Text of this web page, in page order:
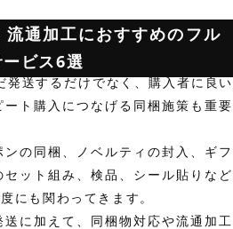
流通加工におすすめのフル
ビス6選
発送するだけでなく、購入者に良い
ト購入につなげる同梱施策も重要
の同梱、ノベルティの封入、ギフ
セット組み、検品、シール貼りなど
にも関わってきます。
に加えて、同梱物対応や流通加工